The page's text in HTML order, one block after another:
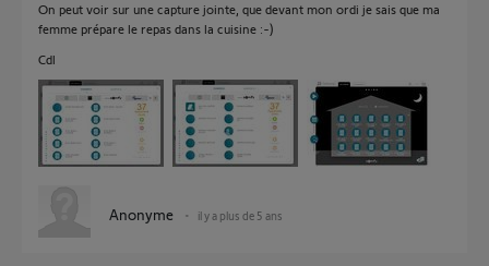
On peut voir sur une capture jointe, que devant mon ordi je sais que ma
femme prépare le repas dans la cuisine :-)
Cdl
Anonyme il y a plus de 5 ans